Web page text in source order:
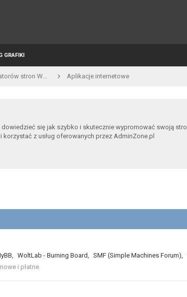
GRAFIKI
Forum dla administratorów stron WWW i developerów Aplikacje internetowe
się jak szybko i skutecznie wypromować swoją
korzystać z usług oferowanych przez AdminZone.pl
, WoltLab - Burning Board, SMF (Simple Machines Forum),
i płatne.